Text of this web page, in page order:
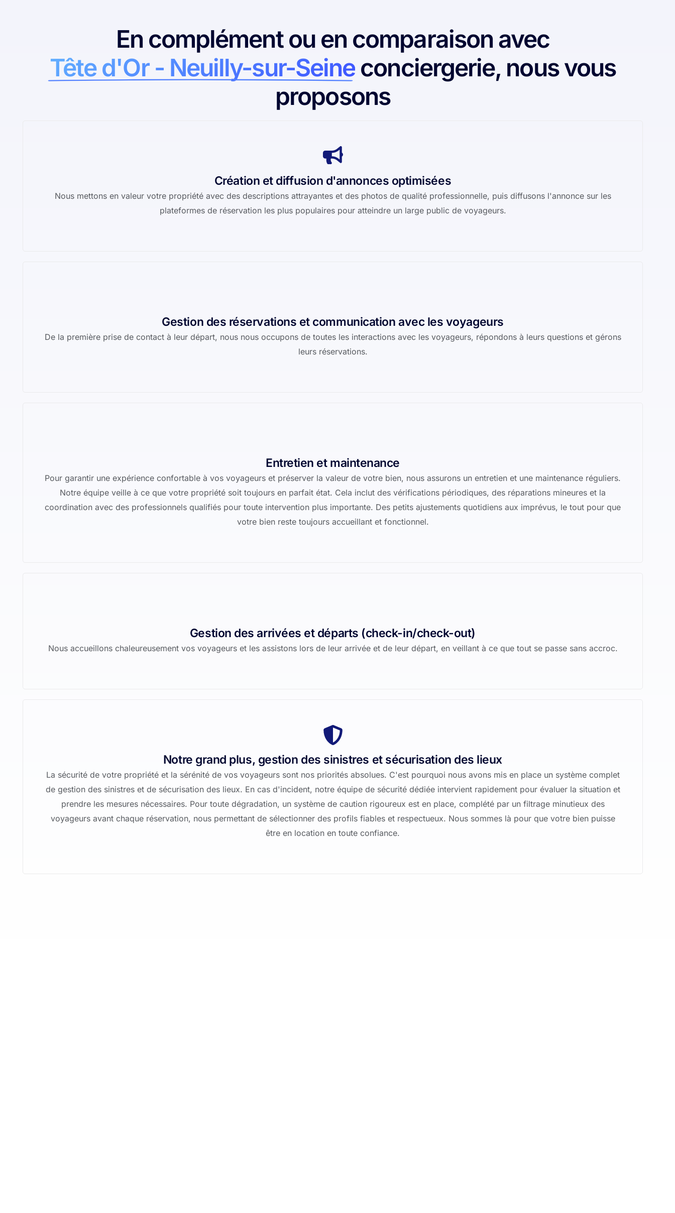
En complément ou en comparaison avec
Tête d'Or - Neuilly-sur-Seine conciergerie, nous vous
proposons
Création et diffusion d'annonces optimisées
Nous mettons en valeur votre propriété avec des descriptions attrayantes et des photos de qualité professionnelle, puis diffusons l'annonce sur les
plateformes de réservation les plus populaires pour atteindre un large public de voyageurs.
Gestion des réservations et communication avec les voyageurs
De la première prise de contact à leur départ, nous nous occupons de toutes les interactions avec les voyageurs, répondons à leurs questions et gérons
leurs réservations.
Entretien et maintenance
Pour garantir une expérience confortable à vos voyageurs et préserver la valeur de votre bien, nous assurons un entretien et une maintenance réguliers.
Notre équipe veille à ce que votre propriété soit toujours en parfait état. Cela inclut des vérifications périodiques, des réparations mineures et la
coordination avec des professionnels qualifiés pour toute intervention plus importante. Des petits ajustements quotidiens aux imprévus, le tout pour que
votre bien reste toujours accueillant et fonctionnel.
Gestion des arrivées et départs (check-in/check-out)
Nous accueillons chaleureusement vos voyageurs et les assistons lors de leur arrivée et de leur départ, en veillant à ce que tout se passe sans accroc.
Notre grand plus, gestion des sinistres et sécurisation des lieux
La sécurité de votre propriété et la sérénité de vos voyageurs sont nos priorités absolues. C'est pourquoi nous avons mis en place un système complet
de gestion des sinistres et de sécurisation des lieux. En cas d'incident, notre équipe de sécurité dédiée intervient rapidement pour évaluer la situation et
prendre les mesures nécessaires. Pour toute dégradation, un système de caution rigoureux est en place, complété par un filtrage minutieux des
voyageurs avant chaque réservation, nous permettant de sélectionner des profils fiables et respectueux. Nous sommes là pour que votre bien puisse
être en location en toute confiance.